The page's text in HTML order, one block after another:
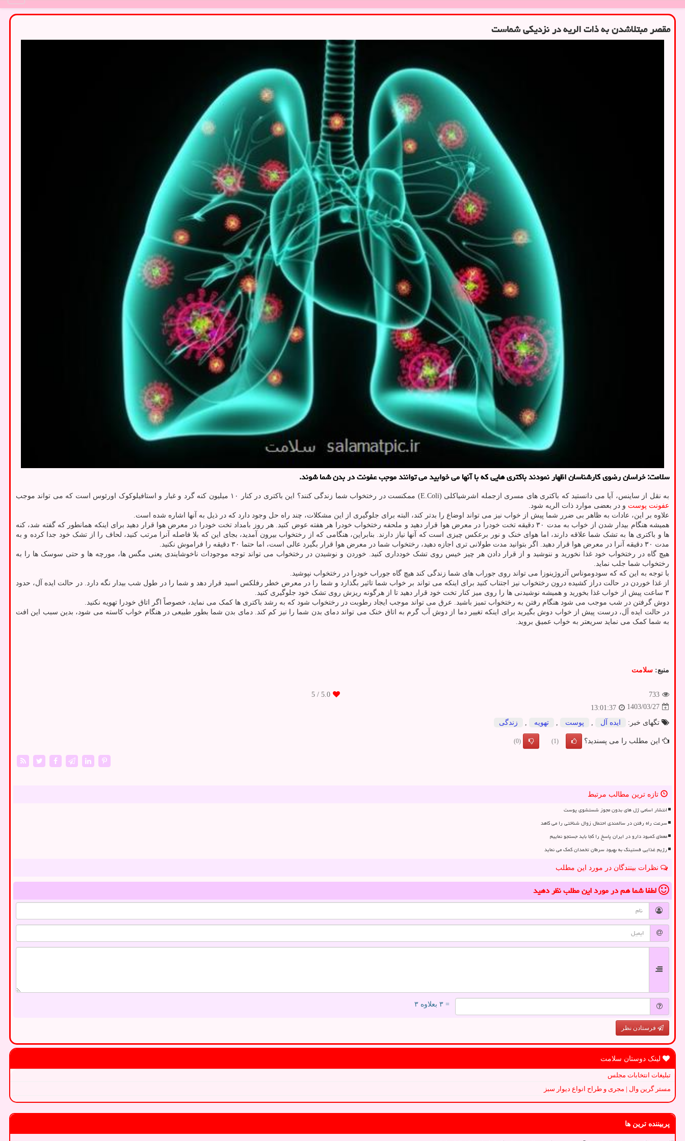
مقصر مبتلاشدن به ذات الریه در نزدیکی شماست
سلامت: خراسان رضوی کارشناسان اظهار نمودند باکتری هایی که با آنها می خوابید می توانند موجب عفونت در بدن شما شوند.
به نقل از ساینس، آیا می دانستید که باکتری های مسری ازجمله اشرشیاکلی (E.Coli) ممکنست در رختخواب شما زندگی کنند؟ این باکتری در کنار ۱۰ میلیون کنه گرد و غبار و استافیلوکوک اورئوس است که می تواند موجب
عفونت پوست و در بعضی موارد ذات الریه شود.
علاوه بر این، عادات به ظاهر بی ضرر شما پیش از خواب نیز می تواند اوضاع را بدتر کند، البته برای جلوگیری از این مشکلات، چند راه حل وجود دارد که در ذیل به آنها اشاره شده است.
همیشه هنگام بیدار شدن از خواب به مدت ۳۰ دقیقه تخت خودرا در معرض هوا قرار دهید و ملحفه رختخواب خودرا هر هفته عوض کنید. هر روز بامداد تخت خودرا در معرض هوا قرار دهید برای اینکه همانطور که گفته شد، کنه
ها و باکتری ها به تشک شما علاقه دارند، اما هوای خنک و نور برعکس چیزی است که آنها نیاز دارند. بنابراین، هنگامی که از رختخواب بیرون آمدید، بجای این که بلا فاصله آنرا مرتب کنید، لحاف را از تشک خود جدا کرده و به
مدت ۳۰ دقیقه آنرا در معرض هوا قرار دهید. اگر بتوانید مدت طولانی تری اجازه دهید، رختخواب شما در معرض هوا قرار بگیرد عالی است، اما حتما ۳۰ دقیقه را فراموش نکنید.
هیچ گاه در رختخواب خود غذا نخورید و ننوشید و از قرار دادن هر چیز خیس روی تشک خودداری کنید. خوردن و ‌نوشیدن در رختخواب می تواند توجه موجودات ناخوشایندی یعنی مگس ها، مورچه ها و حتی سوسک ها را به
رختخواب شما جلب نماید.
با توجه به این که که سودوموناس آئروژینوزا می تواند روی جوراب های شما زندگی کند هیچ گاه جوراب خودرا در رختخواب نپوشید.
از غذا خوردن در حالت دراز کشیده درون رختخواب نیز اجتناب کنید برای اینکه می تواند بر خواب شما تاثیر بگذارد و شما را در معرض خطر رفلکس اسید قرار دهد و شما را در طول شب بیدار نگه دارد. در حالت ایده آل، حدود
۳ ساعت پیش از خواب غذا بخورید و همیشه نوشیدنی ها را روی میز کنار تخت خود قرار دهید تا از هرگونه ریزش روی تشک خود جلوگیری کنید.
دوش گرفتن در شب موجب می شود هنگام رفتن به رختخواب تمیز باشید. عرق می تواند موجب ایجاد رطوبت در رختخواب شود که به رشد باکتری ها کمک می نماید، خصوصاً اگر اتاق خودرا تهویه نکنید.
در حالت ایده آل، درست پیش از خواب دوش بگیرید برای اینکه تغییر دما از دوش آب گرم به اتاق خنک می تواند دمای بدن شما را نیز کم کند. دمای بدن شما بطور طبیعی در هنگام خواب کاسته می شود، بدین سبب این افت
به شما کمک می نماید سریعتر به خواب عمیق بروید.
منبع: سلامت
733
5.0
/ 5
1403/03/27
13:01:37
تگهای خبر:
ایده آل پوست تهویه زندگی
این مطلب را می پسندید؟ (1)
(0)
تازه ترین مطالب مرتبط
انتشار اسامی ژل های بدون مجوز شستشوی پوست
سرعت راه رفتن در سالمندی احتمال زوال شناختی را می کاهد
معمای کمبود دارو در ایران پاسخ را کجا باید جستجو نماییم
رژیم غذایی فستینگ به بهبود سرطان تخمدان کمک می نماید
نظرات بینندگان در مورد این مطلب
لطفا شما همدر مورد این مطلبنظر دهید
= ۳ بعلاوه ۳
فرستادن نظر
لینک دوستان سلامت
تبلیغات انتخابات مجلس
مستر گرین وال | مجری و طراح انواع دیوار سبز
پربیننده ترین ها